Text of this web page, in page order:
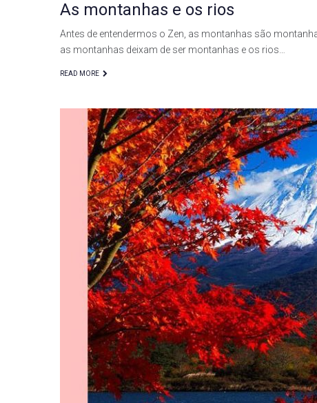
As montanhas e os rios
Antes de entendermos o Zen, as montanhas são
as montanhas deixam de ser montanhas e os rios…
READ MORE